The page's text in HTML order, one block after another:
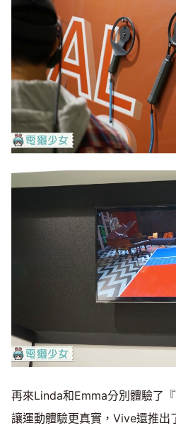
再來Linda和Emma分別體驗了
讓運動體驗更真實，Vive還推出